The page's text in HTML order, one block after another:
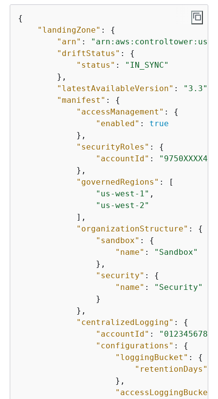
{
"landingZone" : {
"arn" :
"arn:aws:controltower:us-
"driftStatus" : {
"status" :
"IN_SYNC"
        },
"latestAvailableVersion" : "3.3"
"manifest" : {
"accessManagement" : {
"enabled" : true
            },
"securityRoles" : {
"accountId" :
            },
"governedRegions" : [
"us-west-1" ,
"us-west-2"
            ],
"organizationStructure" : {
"sandbox" : {
"name" :
"Sandbox"
                },
"security" : {
"name" :
"Security"
                }
            },
"centralizedLogging" : {
"accountId" :
"configurations" : {
"loggingBucket" : {
"retentionDays"
                    },
"accessLoggingBucket"